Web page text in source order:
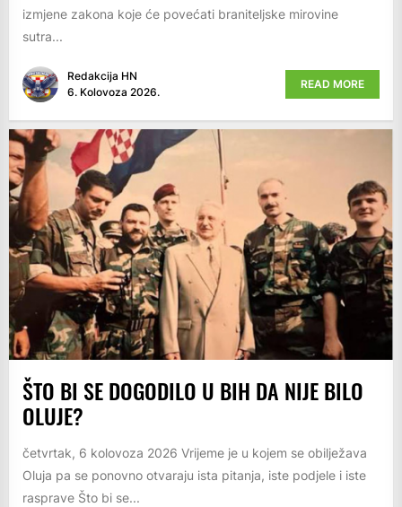
izmjene zakona koje će povećati braniteljske mirovine
sutra...
Redakcija HN
6. Kolovoza 2026.
READ MORE
ŠTO BI SE DOGODILO U BIH DA NIJE BILO
OLUJE?
četvrtak, 6 kolovoza 2026 Vrijeme je u kojem se obilježava
Oluja pa se ponovno otvaraju ista pitanja, iste podjele i iste
rasprave Što bi se...